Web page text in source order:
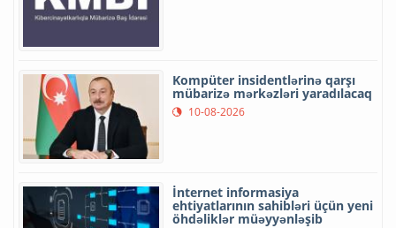
Kompüter insidentlərinə qarşı
mübarizə mərkəzləri yaradılacaq
10-08-2026
İnternet informasiya
ehtiyatlarının sahibləri üçün yeni
öhdəliklər müəyyənləşib